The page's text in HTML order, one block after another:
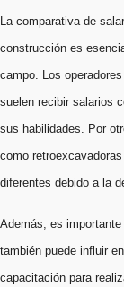
La comparativa de
construcción es
campo. Los
suelen recibir salarios
sus habilidades. Por
como
diferentes debido a la
Además, es
también puede influir
capacitación para